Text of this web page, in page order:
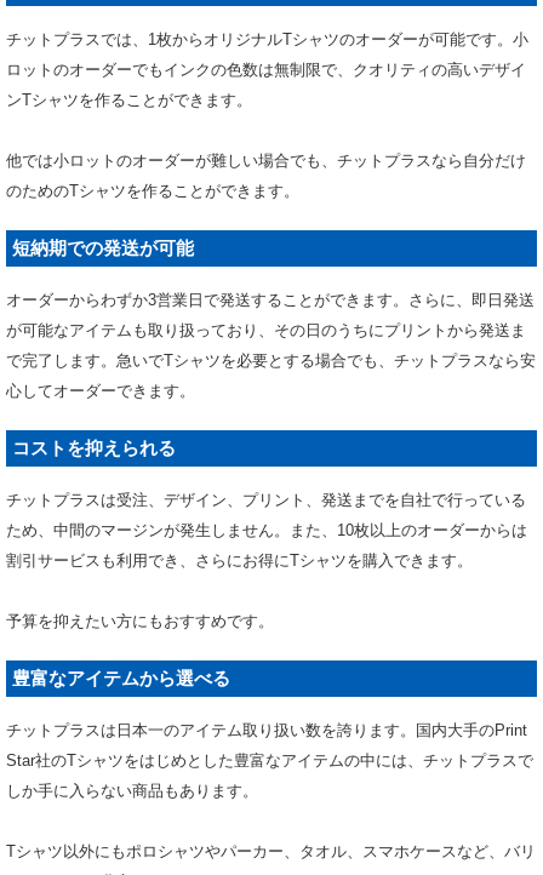
チットプラスでは、1枚からオリジナルTシャツのオーダーが可能です。小
ロットのオーダーでもインクの色数は無制限で、クオリティの高いデザイ
ンTシャツを作ることができます。
他では小ロットのオーダーが難しい場合でも、チットプラスなら自分だけ
のためのTシャツを作ることができます。
短納期での発送が可能
オーダーからわずか3営業日で発送することができます。さらに、即日発送
が可能なアイテムも取り扱っており、その日のうちにプリントから発送ま
で完了します。急いでTシャツを必要とする場合でも、チットプラスなら安
心してオーダーできます。
コストを抑えられる
チットプラスは受注、デザイン、プリント、発送までを自社で行っている
ため、中間のマージンが発生しません。また、10枚以上のオーダーからは
割引サービスも利用でき、さらにお得にTシャツを購入できます。
予算を抑えたい方にもおすすめです。
豊富なアイテムから選べる
チットプラスは日本一のアイテム取り扱い数を誇ります。国内大手のPrint
Star社のTシャツをはじめとした豊富なアイテムの中には、チットプラスで
しか手に入らない商品もあります。
Tシャツ以外にもポロシャツやパーカー、タオル、スマホケースなど、バリ